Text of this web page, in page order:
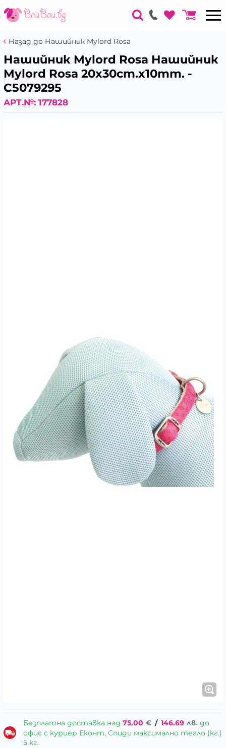
Назад до Нашийник Mylord Rosa
Нашийник Mylord Rosa Нашийник
Mylord Rosa 20x30cm.x10mm. -
C5079295
АРТ.№: 177828
Безплатна доставка над 75.00 € / 146.69 лв. до
офис с куриер Еконт, Спиди максимално тегло (кг.)
5 кг.